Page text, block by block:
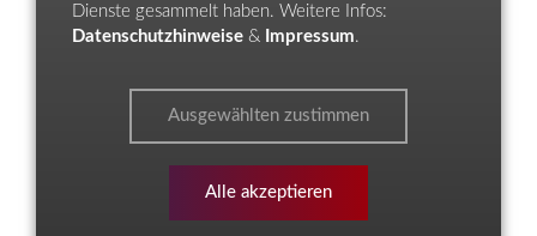
Dienste gesammelt haben. Weitere Infos:
Datenschutzhinweise & Impressum.
Ausgewählten zustimmen
Alle akzeptieren